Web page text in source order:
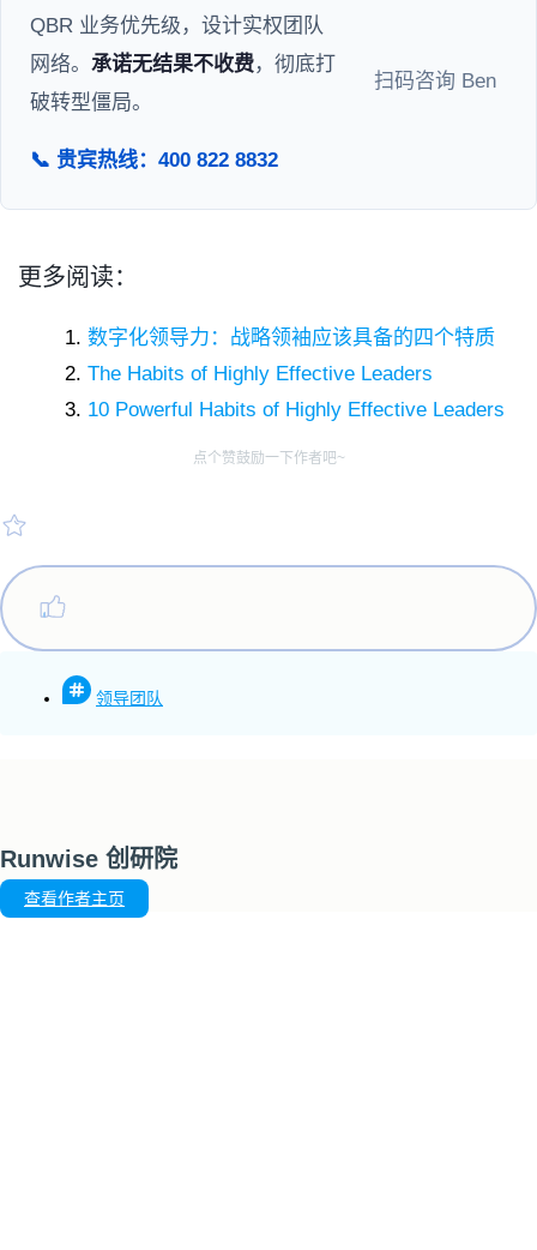
QBR 业务优先级，设计实权团队
网络。 承诺无结果不收费，彻底打
破转型僵局。
📞 贵宾热线：400 822 8832
扫码咨询 Ben
更多阅读：
数字化领导力：战略领袖应该具备的四个特质
The Habits of Highly Effective Leaders
10 Powerful Habits of Highly Effective Leaders
点个赞鼓励一下作者吧~
领导团队
Runwise 创研院
查看作者主页